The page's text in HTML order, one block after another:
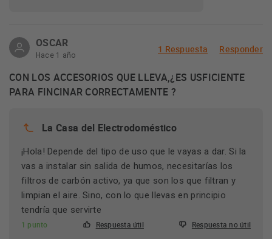
OSCAR
Hace 1 año
1 Respuesta Responder
CON LOS ACCESORIOS QUE LLEVA,¿ES USFICIENTE
PARA FINCINAR CORRECTAMENTE ?
La Casa del Electrodoméstico
¡Hola! Depende del tipo de uso que le vayas a dar. Si la
vas a instalar sin salida de humos, necesitarías los
filtros de carbón activo, ya que son los que filtran y
limpian el aire. Sino, con lo que llevas en principio
tendría que servirte
1 punto Respuesta útil Respuesta no útil